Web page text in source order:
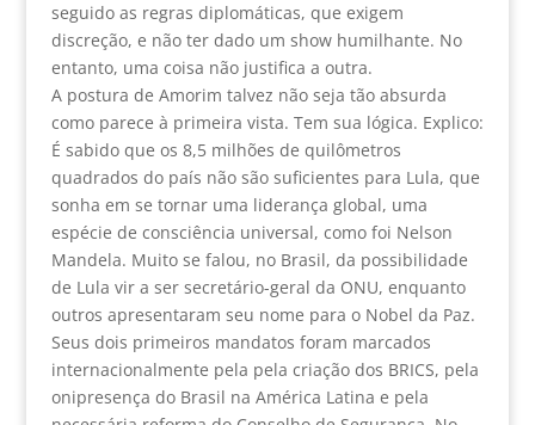
seguido as regras diplomáticas, que exigem
discreção, e não ter dado um show humilhante. No
entanto, uma coisa não justifica a outra.
A postura de Amorim talvez não seja tão absurda
como parece à primeira vista. Tem sua lógica. Explico:
É sabido que os 8,5 milhões de quilômetros
quadrados do país não são suficientes para Lula, que
sonha em se tornar uma liderança global, uma
espécie de consciência universal, como foi Nelson
Mandela. Muito se falou, no Brasil, da possibilidade
de Lula vir a ser secretário-geral da ONU, enquanto
outros apresentaram seu nome para o Nobel da Paz.
Seus dois primeiros mandatos foram marcados
internacionalmente pela pela criação dos BRICS, pela
onipresença do Brasil na América Latina e pela